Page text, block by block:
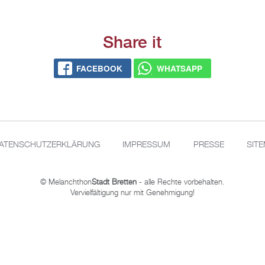
Share it
FACE­BOOK WHATS­APP
IM­PRES­SUM PRES­SE
© Me­lan­chthonStadt Brett­en - alle Rech­te vor­be­hal­ten.
Ver­viel­fäl­ti­gung nur mit Ge­neh­mi­gung!